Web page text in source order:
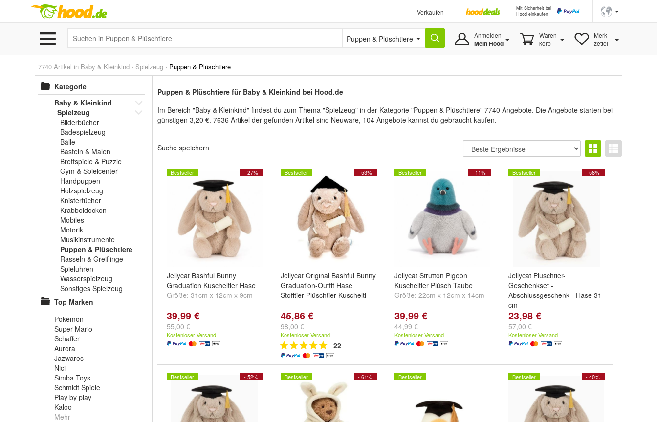
Verkaufen
Mit Sicherheit bei
Hood einkaufen
Puppen & Plüschtiere Anmelden
Mein Hood
Waren-
korb
Merk-
zettel
7740 Artikel in Baby & Kleinkind › Spielzeug › Puppen & Plüschtiere
Kategorie
Baby & Kleinkind
Spielzeug
Bilderbücher
Badespielzeug
Bälle
Basteln & Malen
Brettspiele & Puzzle
Gym & Spielcenter
Handpuppen
Holzspielzeug
Knistertücher
Krabbeldecken
Mobiles
Motorik
Musikinstrumente
Puppen & Plüschtiere
Rasseln & Greiflinge
Spieluhren
Wasserspielzeug
Sonstiges Spielzeug
Top Marken
Pokémon
Super Mario
Schaffer
Aurora
Jazwares
Nici
Simba Toys
Schmidt Spiele
Play by play
Kaloo
Mehr
Puppen & Plüschtiere für Baby & Kleinkind bei Hood.de
Im Bereich "Baby & Kleinkind" findest du zum Thema "Spielzeug" in der Kategorie "Puppen & Plüschtiere" 7740 Angebote. Die Angebote starten bei
günstigen 3,20 €. 7636 Artikel der gefunden Artikel sind Neuware, 104 Angebote kannst du gebraucht kaufen.
Suche speichern
- 27%
Bestseller
Jellycat Bashful Bunny
Graduation Kuscheltier Hase
Größe: 31cm x 12cm x 9cm
39,99 €
55,00 €
Kostenloser Versand
- 53%
Bestseller
Jellycat Original Bashful Bunny
Graduation-Outfit Hase
Stofftier Plüschtier Kuschelti
45,86 €
98,00 €
Kostenloser Versand
22
- 11%
Bestseller
Jellycat Strutton Pigeon
Kuscheltier Plüsch Taube
Größe: 22cm x 12cm x 14cm
39,99 €
44,99 €
Kostenloser Versand
- 58%
Bestseller
Jellycat Plüschtier-
Geschenkset -
Abschlussgeschenk - Hase 31
cm
23,98 €
57,00 €
Kostenloser Versand
- 52%
Bestseller - 61%
Bestseller Bestseller - 40%
Bestseller